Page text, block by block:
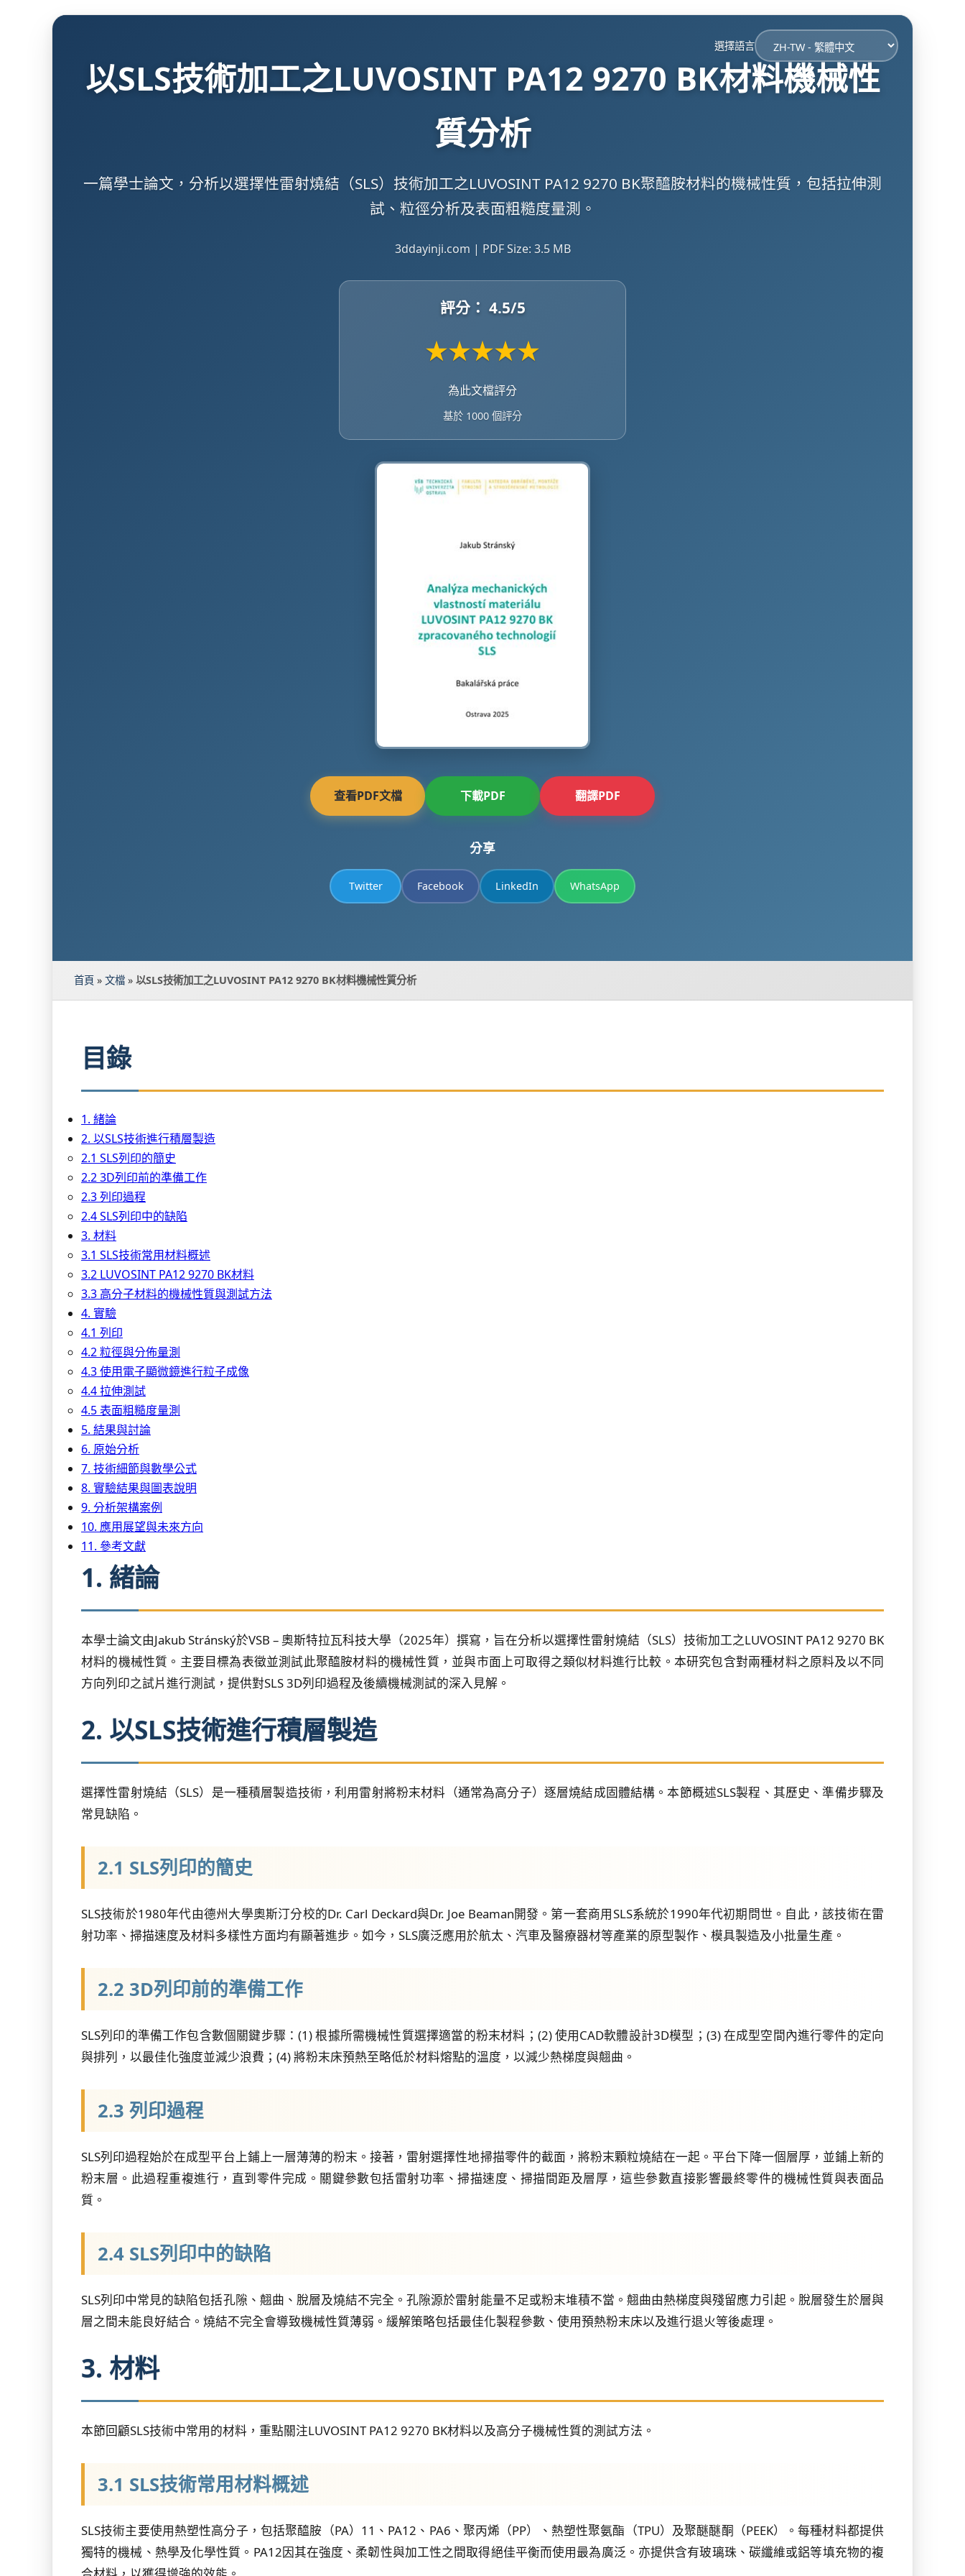
選擇語言
以SLS技術加工之LUVOSINT PA12 9270 BK材料機械性
質分析
一篇學士論文，分析以選擇性雷射燒結（SLS）技術加工之LUVOSINT PA12 9270 BK聚醯胺材料的機械性質，包括拉伸測
試、粒徑分析及表面粗糙度量測。
3ddayinji.com | PDF Size: 3.5 MB
評分： 4.5/5
★★★★★
為此文檔評分
基於 1000 個評分
查看PDF文檔 下載PDF 翻譯PDF
分享
Twitter Facebook LinkedIn WhatsApp
首頁 » 文檔 » 以SLS技術加工之LUVOSINT PA12 9270 BK材料機械性質分析
目錄
1. 緒論
2. 以SLS技術進行積層製造
2.1 SLS列印的簡史
2.2 3D列印前的準備工作
2.3 列印過程
2.4 SLS列印中的缺陷
3. 材料
3.1 SLS技術常用材料概述
3.2 LUVOSINT PA12 9270 BK材料
3.3 高分子材料的機械性質與測試方法
4. 實驗
4.1 列印
4.2 粒徑與分佈量測
4.3 使用電子顯微鏡進行粒子成像
4.4 拉伸測試
4.5 表面粗糙度量測
5. 結果與討論
6. 原始分析
7. 技術細節與數學公式
8. 實驗結果與圖表說明
9. 分析架構案例
10. 應用展望與未來方向
11. 參考文獻
1. 緒論
本學士論文由Jakub Stránský於VSB – 奧斯特拉瓦科技大學（2025年）撰寫，旨在分析以選擇性雷射燒結（SLS）技術加工之LUVOSINT PA12 9270 BK
材料的機械性質。主要目標為表徵並測試此聚醯胺材料的機械性質，並與市面上可取得之類似材料進行比較。本研究包含對兩種材料之原料及以不同
方向列印之試片進行測試，提供對SLS 3D列印過程及後續機械測試的深入見解。
2. 以SLS技術進行積層製造
選擇性雷射燒結（SLS）是一種積層製造技術，利用雷射將粉末材料（通常為高分子）逐層燒結成固體結構。本節概述SLS製程、其歷史、準備步驟及
常見缺陷。
2.1 SLS列印的簡史
SLS技術於1980年代由德州大學奧斯汀分校的Dr. Carl Deckard與Dr. Joe Beaman開發。第一套商用SLS系統於1990年代初期問世。自此，該技術在雷
射功率、掃描速度及材料多樣性方面均有顯著進步。如今，SLS廣泛應用於航太、汽車及醫療器材等產業的原型製作、模具製造及小批量生產。
2.2 3D列印前的準備工作
SLS列印的準備工作包含數個關鍵步驟：(1) 根據所需機械性質選擇適當的粉末材料；(2) 使用CAD軟體設計3D模型；(3) 在成型空間內進行零件的定向
與排列，以最佳化強度並減少浪費；(4) 將粉末床預熱至略低於材料熔點的溫度，以減少熱梯度與翹曲。
2.3 列印過程
SLS列印過程始於在成型平台上鋪上一層薄薄的粉末。接著，雷射選擇性地掃描零件的截面，將粉末顆粒燒結在一起。平台下降一個層厚，並鋪上新的
粉末層。此過程重複進行，直到零件完成。關鍵參數包括雷射功率、掃描速度、掃描間距及層厚，這些參數直接影響最終零件的機械性質與表面品
質。
2.4 SLS列印中的缺陷
SLS列印中常見的缺陷包括孔隙、翹曲、脫層及燒結不完全。孔隙源於雷射能量不足或粉末堆積不當。翹曲由熱梯度與殘留應力引起。脫層發生於層與
層之間未能良好結合。燒結不完全會導致機械性質薄弱。緩解策略包括最佳化製程參數、使用預熱粉末床以及進行退火等後處理。
3. 材料
本節回顧SLS技術中常用的材料，重點關注LUVOSINT PA12 9270 BK材料以及高分子機械性質的測試方法。
3.1 SLS技術常用材料概述
SLS技術主要使用熱塑性高分子，包括聚醯胺（PA）11、PA12、PA6、聚丙烯（PP）、熱塑性聚氨酯（TPU）及聚醚醚酮（PEEK）。每種材料都提供
獨特的機械、熱學及化學性質。PA12因其在強度、柔韌性與加工性之間取得絕佳平衡而使用最為廣泛。亦提供含有玻璃珠、碳纖維或鋁等填充物的複